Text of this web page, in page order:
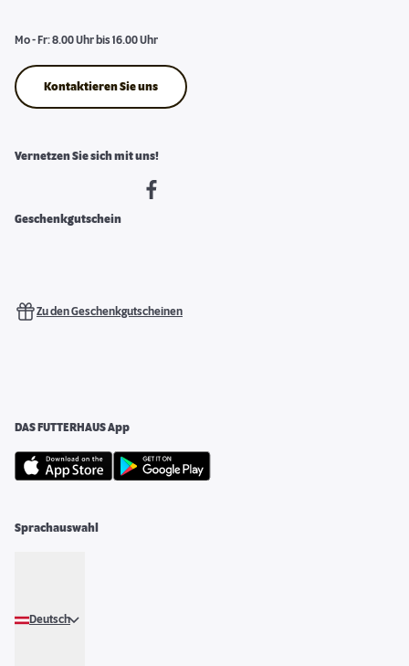
Mo - Fr: 8.00 Uhr bis 16.00 Uhr
Kontaktieren Sie uns
Vernetzen Sie sich mit uns!
Geschenkgutschein
Zu den Geschenkgutscheinen
DAS FUTTERHAUS App
Sprachauswahl
Deutsch